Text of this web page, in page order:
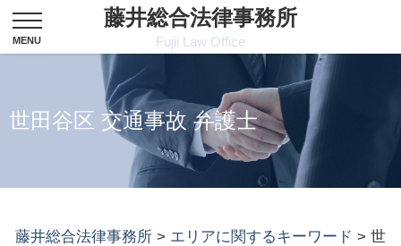
世田谷区 交通事故 弁護士
藤井総合法律事務所
Fujii Law Office
藤井総合法律事務所 > エリアに関するキーワード > 世